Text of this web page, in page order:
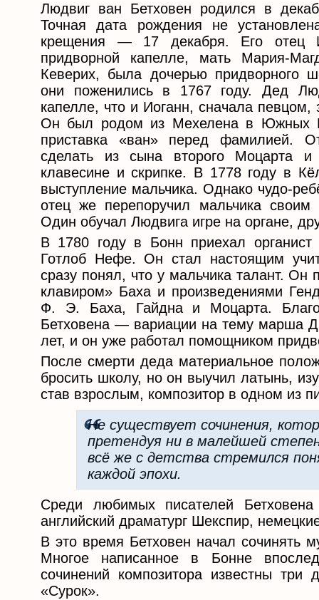
Людвиг ван Бетховен родился в
Точная дата рождения не
крещения — 17 декабря. Его отец
придворной капелле, мать Мария-
Кеверих, была дочерью придворного
они поженились в 1767 году. Дед
капелле, что и Иоганн, сначала певцом,
Он был родом из Мехелена в Южных
приставка «ван» перед фамилией.
сделать из сына второго Моцарта и
клавесине и скрипке. В 1778 году в
выступление мальчика. Однако чудо-
отец же перепоручил мальчика своим
Один обучал Людвига игре на органе,
В 1780 году в Бонн приехал органист
Готлоб Нефе. Он стал настоящим
сразу понял, что у мальчика талант.
клавиром» Баха и произведениями
Ф. Э. Баха, Гайдна и Моцарта.
Бетховена — вариации на тему марша
лет, и он уже работал помощником
После смерти деда материальное
бросить школу, но он выучил латынь,
став взрослым, композитор в одном из
Не существует сочинения,
претендуя ни в малейшей
всё же с детства стремился
каждой эпохи.
Среди любимых писателей
английский драматург Шекспир,
В это время Бетховен начал сочинять
Многое написанное в Бонне
сочинений композитора известны
«Сурок».